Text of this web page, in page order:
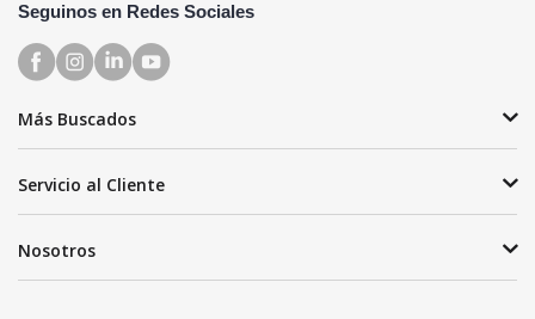
Seguinos en Redes Sociales
Más Buscados
Servicio al Cliente
Nosotros